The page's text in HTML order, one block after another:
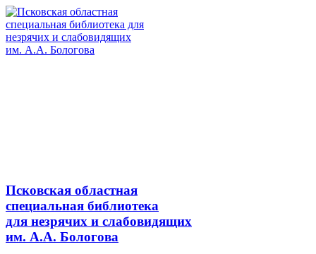
Псковская областная
специальная библиотека
для незрячих и слабовидящих
им. А.А. Бологова